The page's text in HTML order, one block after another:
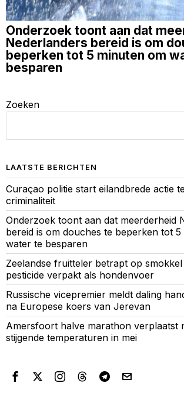
Onderzoek toont aan dat
Nederlanders bereid is om
beperken tot 5 minuten om
besparen
Zoeken
LAATSTE BERICHTEN
Curaçao politie start eilandbrede actie
criminaliteit
Onderzoek toont aan dat meerderheid
bereid is om douches te beperken tot
water te besparen
Zeelandse fruitteler betrapt op
pesticide verpakt als hondenvoer
Russische vicepremier meldt daling
na Europese koers van Jerevan
Amersfoort halve marathon verplaatst
stijgende temperaturen in mei